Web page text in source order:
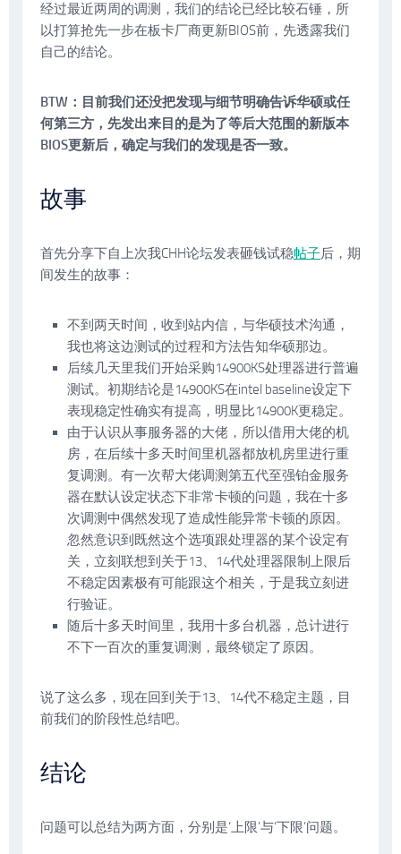
经过最近两周的调测，我们的结论已经比较石锤，所
以打算抢先一步在板卡厂商更新BIOS前，先透露我们
自己的结论。
BTW：目前我们还没把发现与细节明确告诉华硕或任
何第三方，先发出来目的是为了等后大范围的新版本
BIOS更新后，确定与我们的发现是否一致。
故事
首先分享下自上次我CHH论坛发表砸钱试稳帖子后，期
间发生的故事：
不到两天时间，收到站内信，与华硕技术沟通，
我也将这边测试的过程和方法告知华硕那边。
后续几天里我们开始采购14900KS处理器进行普遍
测试。初期结论是14900KS在intel baseline设定下
表现稳定性确实有提高，明显比14900K更稳定。
由于认识从事服务器的大佬，所以借用大佬的机
房，在后续十多天时间里机器都放机房里进行重
复调测。有一次帮大佬调测第五代至强铂金服务
器在默认设定状态下非常卡顿的问题，我在十多
次调测中偶然发现了造成性能异常卡顿的原因。
忽然意识到既然这个选项跟处理器的某个设定有
关，立刻联想到关于13、14代处理器限制上限后
不稳定因素极有可能跟这个相关，于是我立刻进
行验证。
随后十多天时间里，我用十多台机器，总计进行
不下一百次的重复调测，最终锁定了原因。
说了这么多，现在回到关于13、14代不稳定主题，目
前我们的阶段性总结吧。
结论
问题可以总结为两方面，分别是‘上限’与‘下限’问题。